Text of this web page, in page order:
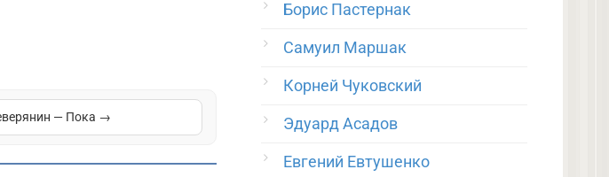
— Пока →
Борис Пастернак
Самуил Маршак
Корней Чуковский
Эдуард Асадов
Евгений Евтушенко